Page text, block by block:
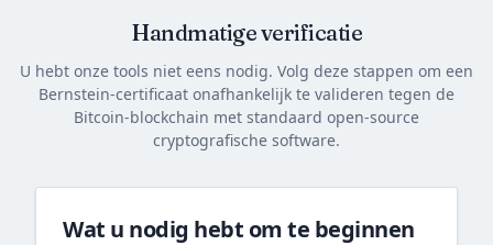
Handmatige verificatie
U hebt onze tools niet eens nodig. Volg deze stappen om een
Bernstein-certificaat onafhankelijk te valideren tegen de
Bitcoin-blockchain met standaard open-source
cryptografische software.
Wat u nodig hebt om te beginnen